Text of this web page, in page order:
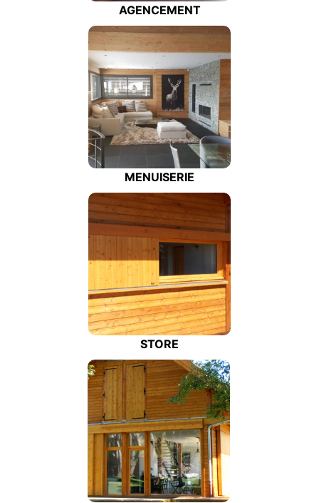
AGENCEMENT
MENUISERIE
STORE